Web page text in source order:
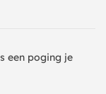
een poging je